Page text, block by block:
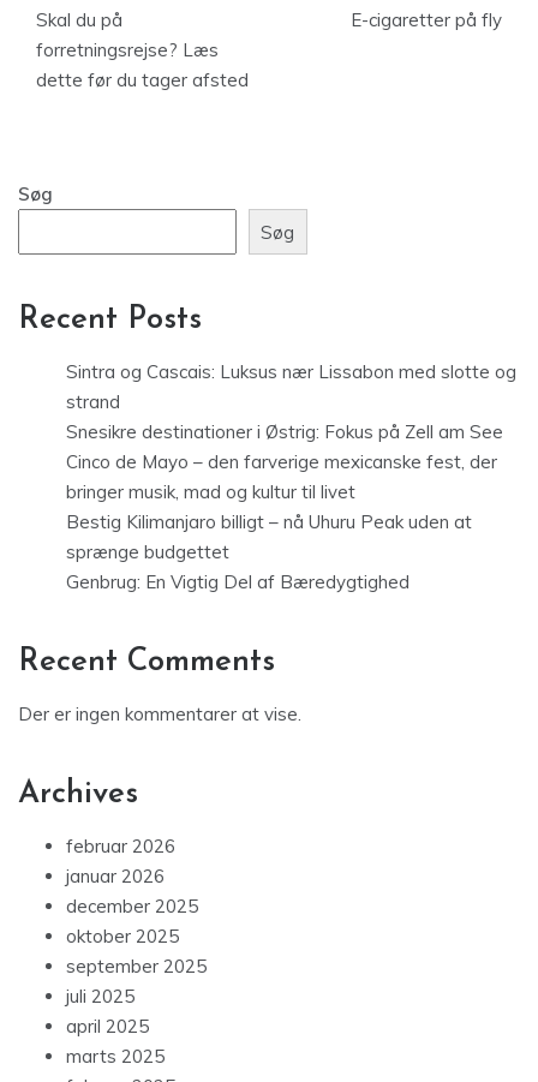
Skal du på
forretningsrejse? Læs
dette før du tager afsted
E-cigaretter på fly
Søg
Søg
Recent Posts
Sintra og Cascais: Luksus nær Lissabon med slotte og
strand
Snesikre destinationer i Østrig: Fokus på Zell am See
Cinco de Mayo – den farverige mexicanske fest, der
bringer musik, mad og kultur til livet
Bestig Kilimanjaro billigt – nå Uhuru Peak uden at
sprænge budgettet
Genbrug: En Vigtig Del af Bæredygtighed
Recent Comments
Der er ingen kommentarer at vise.
Archives
februar 2026
januar 2026
december 2025
oktober 2025
september 2025
juli 2025
april 2025
marts 2025